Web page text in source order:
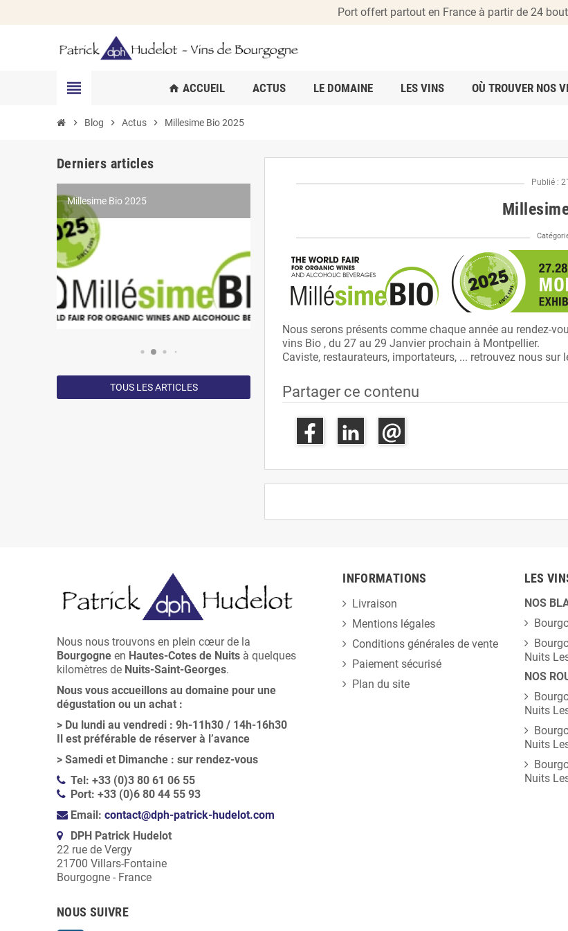
Port offert partout en France à partir de 24
view_headline home ACCUEIL ACTUS LE DOMAINE LES VINS OÙ TROUVER NOS
chevron_right Blog chevron_right Actus chevron_right Millesime Bio 2025
Derniers articles
Fermeture estivale du domaine
Millesime Bio 2025
TOUS LES ARTICLES
Publié :
Nous serons présents comme chaque année au rendez-
vins Bio , du 27 au 29 Janvier prochain à Montpellier.
Caviste, restaurateurs, importateurs, ... retrouvez nous sur
Partager ce contenu
Nous nous trouvons en plein cœur de la
Bourgogne en Hautes-Cotes de Nuits à quelques
kilomètres de Nuits-Saint-Georges.
Nous vous accueillons au domaine pour une
dégustation ou un achat :
> Du lundi au vendredi : 9h-11h30 / 14h-16h30
Il est préférable de réserver à l’avance
> Samedi et Dimanche : sur rendez-vous
Tel: +33 (0)3 80 61 06 55
Port: +33 (0)6 80 44 55 93
Email: contact@dph-patrick-hudelot.com
DPH Patrick Hudelot
22 rue de Vergy
21700 Villars-Fontaine
Bourgogne - France
NOUS SUIVRE
INFORMATIONS
Livraison
Mentions légales
Conditions générales de vente
Paiement sécurisé
Plan du site
LES
NOS
Nuits
NOS
Nuits
Nuits
Nuits